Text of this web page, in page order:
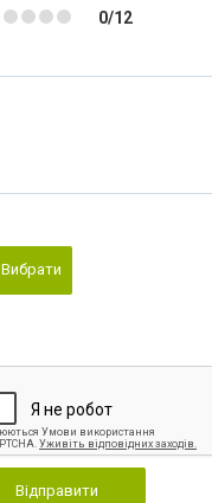
0/12
Вибрати
Відправити